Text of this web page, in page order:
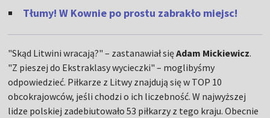
Tłumy! W Kownie po prostu zabrakło miejsc!
"Skąd Litwini wracają?" – zastanawiał sięAdam Mickiewicz.
"Z pieszej do Ekstraklasy wycieczki" – moglibyśmy
odpowiedzieć. Piłkarze z Litwy znajdują się w TOP 10
obcokrajowców, jeśli chodzi o ich liczebność. W najwyższej
lidze polskiej zadebiutowało 53 piłkarzy z tego kraju. Obecnie